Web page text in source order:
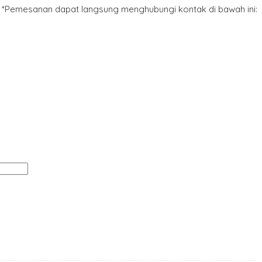
*Pemesanan dapat langsung menghubungi kontak di bawah ini: